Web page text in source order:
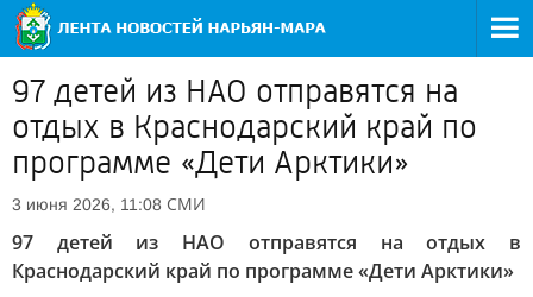
97 детей из НАО отправятся на
отдых в Краснодарский край по
программе «Дети Арктики»
3 июня 2026, 11:08 СМИ
97 детей из НАО отправятся на отдых в
Краснодарский край по программе «Дети Арктики»